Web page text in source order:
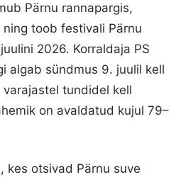
Pärnu rannapargis,
toob festivali Pärnu
2026. Korraldaja PS
algab sündmus 9. juulil kell
varajastel tundidel kell
on avaldatud kujul 79–
kes otsivad Pärnu suve